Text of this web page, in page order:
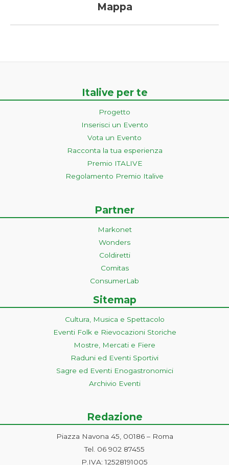
Mappa
Italive per te
Progetto
Inserisci un Evento
Vota un Evento
Racconta la tua esperienza
Premio ITALIVE
Regolamento Premio Italive
Partner
Markonet
Wonders
Coldiretti
Comitas
ConsumerLab
Sitemap
Cultura, Musica e Spettacolo
Eventi Folk e Rievocazioni Storiche
Mostre, Mercati e Fiere
Raduni ed Eventi Sportivi
Sagre ed Eventi Enogastronomici
Archivio Eventi
Redazione
Piazza Navona 45, 00186 – Roma
Tel. 06 902 87455
P.IVA: 12528191005